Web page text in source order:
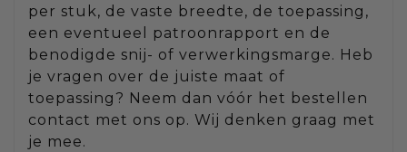
per stuk, de vaste breedte, de toepassing,
een eventueel patroonrapport en de
benodigde snij- of verwerkingsmarge. Heb
je vragen over de juiste maat of
toepassing? Neem dan vóór het bestellen
contact met ons op. Wij denken graag met
je mee.